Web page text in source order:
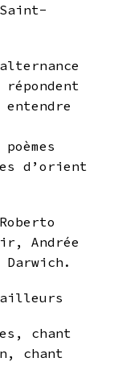
d’orient
Andrée
Darwich.
chant
chant